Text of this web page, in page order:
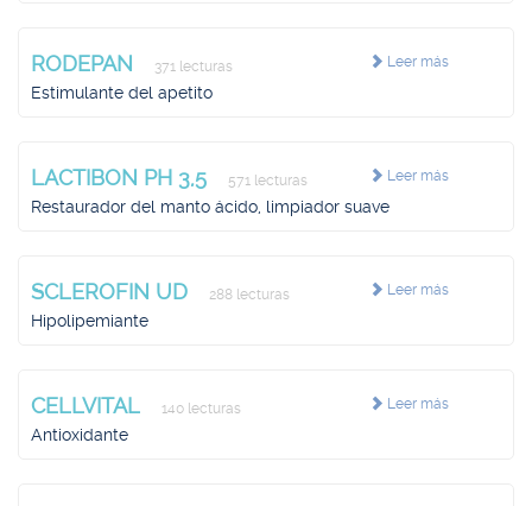
Leer más
RODEPAN 371 lecturas
Estimulante del apetito
Leer más
LACTIBON PH 3,5 571 lecturas
Restaurador del manto ácido, limpiador suave
Leer más
SCLEROFIN UD 288 lecturas
Hipolipemiante
Leer más
CELLVITAL 140 lecturas
Antioxidante